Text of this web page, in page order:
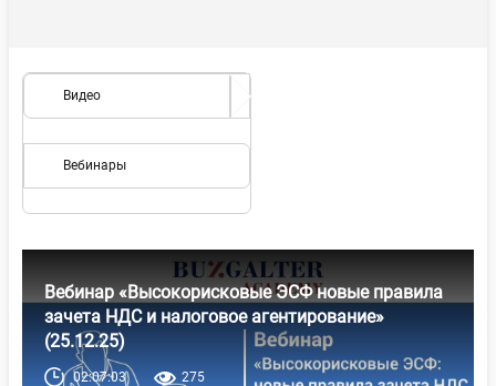
Видео
Вебинары
Вебинар «Высокорисковые ЭСФ новые правила
зачета НДС и налоговое агентирование»
(25.12.25)
02:07:03 275